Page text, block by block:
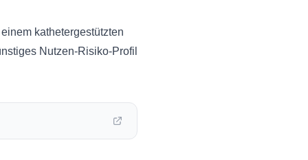
kathetergestützten
Nutzen-Risiko-Profil